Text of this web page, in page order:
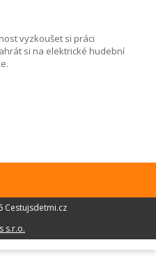
vyzkoušet si práci
si na elektrické hudební
Cestujsdetmi.cz
s.r.o.